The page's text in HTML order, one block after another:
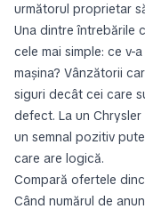
următorul proprietar
Una dintre întrebările
cele mai simple: ce v-
mașina? Vânzătorii
siguri decât cei care
defect. La un
un semnal pozitiv
care are logică.
Compară ofertele
Când numărul de